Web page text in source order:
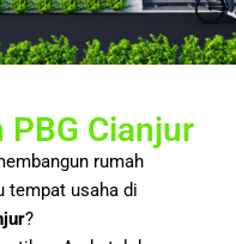
Cianjur
rumah
tempat usaha di
?